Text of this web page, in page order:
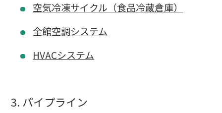
空気冷凍サイクル（食品冷蔵倉庫）
全館空調システム
HVACシステム
3. パイプライン